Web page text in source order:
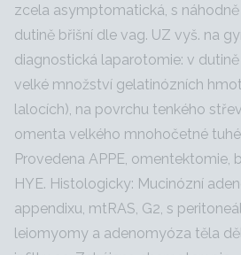
zcela asymptomatická, s
dutině břišní dle vag. UZ vyš. na
diagnostická laparotomie: v
velké množství gelatinózních
lalocích), na povrchu tenkého
omenta velkého mnohočetné
Provedena APPE, omentektomie,
HYE. Histologicky: Mucinózní
appendixu, mtRAS, G2, s
leiomyomy a adenomyóza těla